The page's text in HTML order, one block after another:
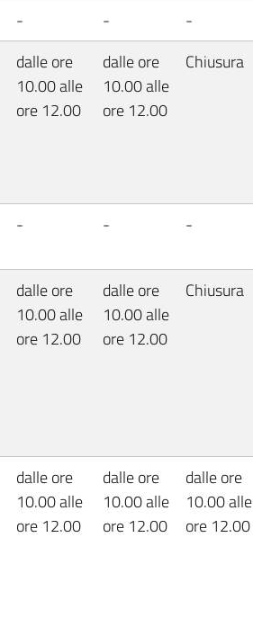
- - -
dalle ore
10.00 alle
ore 12.00
dalle ore
10.00 alle
ore 12.00
Chiusura
- - -
dalle ore
10.00 alle
ore 12.00
dalle ore
10.00 alle
ore 12.00
Chiusura
dalle ore
10.00 alle
ore 12.00
dalle ore
10.00 alle
ore 12.00
dalle ore
10.00 alle
ore 12.00